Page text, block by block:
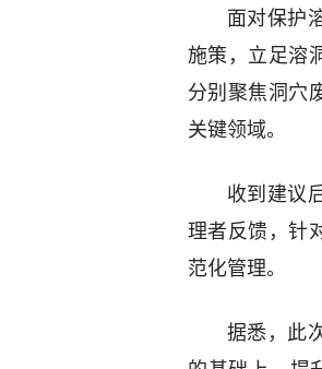
面对保护
施策，立足溶
分别聚焦洞穴
关键领域。
收到建议
理者反馈，针
范化管理。
据悉，此